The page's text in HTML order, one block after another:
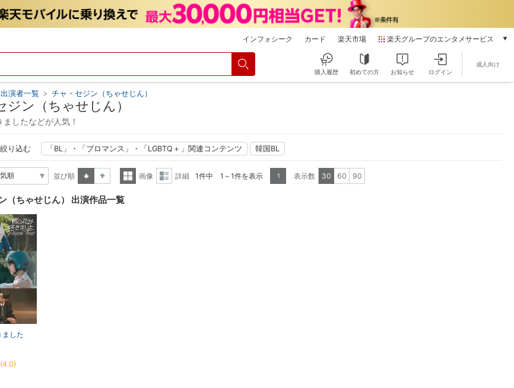
インフォシーク カード 楽天市場 楽天グループのエンタメサービス
本/ゲーム/CD/DVD
動画配信
購入履歴 初めての方 お知らせ ログイン
成人向け
出演者一覧 > チャ・セジン（ちゃせじん）
ジン（ちゃせじん）
したなどが人気！
り込む 「BL」・「ブロマンス」・「LGBTQ＋」関連コンテンツ 韓国BL
並び順
表示
画像
詳細 1件中 1～1件を表示 1 表示数 30 60 90
（ちゃせじん） 出演作品一覧
ました
(4.0)